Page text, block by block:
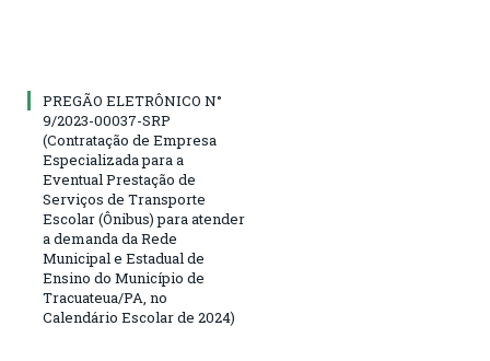
PREGÃO ELETRÔNICO N°
9/2023-00037-SRP
(Contratação de Empresa
Especializada para a
Eventual Prestação de
Serviços de Transporte
Escolar (Ônibus) para atender
a demanda da Rede
Municipal e Estadual de
Ensino do Município de
Tracuateua/PA, no
Calendário Escolar de 2024)